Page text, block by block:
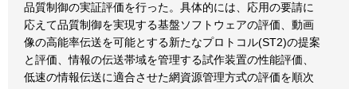
品質制御の実証評価を行った。具体的には、応用の要請に
応えて品質制御を実現する基盤ソフトウェアの評価、動画
像の高能率伝送を可能とする新たなプロトコル(ST2)の提案
と評価、情報の伝送帯域を管理する試作装置の性能評価、
低速の情報伝送に適合させた網資源管理方式の評価を順次